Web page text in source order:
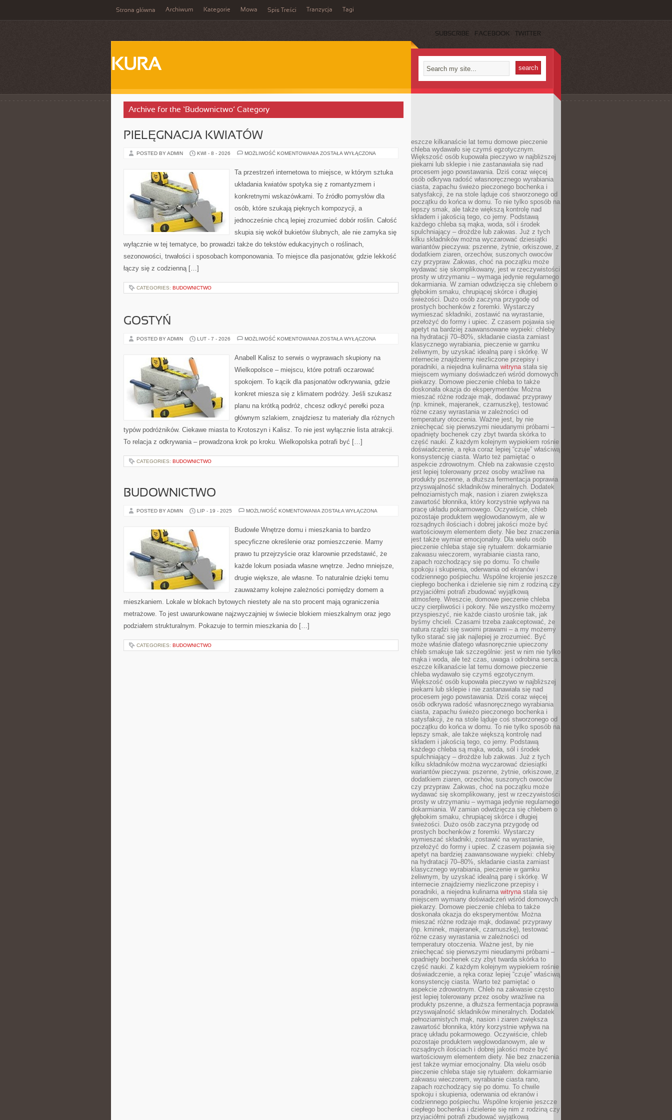
Strona główna Archiwum Kategorie Mowa Spis Treści Tranzycja Tagi
SUBSCRIBE FACEBOOK TWITTER
KURA
Archive for the ‘Budownictwo’ Category
PIELĘGNACJA KWIATÓW
POSTED BY ADMIN KWI - 8 - 2026 MOŻLIWOŚĆ KOMENTOWANIA PIELĘGNACJA
ZOSTAŁA WYŁĄCZONA
Ta przestrzeń internetowa to miejsce, w którym sztuka
układania kwiatów spotyka się z romantyzmem i
konkretnymi wskazówkami. To źródło pomysłów dla
osób, które szukają pięknych kompozycji, a
jednocześnie chcą lepiej zrozumieć dobór roślin. Całość
skupia się wokół bukietów ślubnych, ale nie zamyka się
wyłącznie w tej tematyce, bo prowadzi także do tekstów edukacyjnych o roślinach,
sezonowości, trwałości i sposobach komponowania. To miejsce dla pasjonatów, gdzie lekkość
łączy się z codzienną […]
CATEGORIES: BUDOWNICTWO
GOSTYŃ
POSTED BY ADMIN LUT - 7 - 2026 MOŻLIWOŚĆ KOMENTOWANIA GOSTYŃ
ZOSTAŁA WYŁĄCZONA
Anabell Kalisz to serwis o wyprawach skupiony na
Wielkopolsce – miejscu, które potrafi oczarować
spokojem. To kącik dla pasjonatów odkrywania, gdzie
konkret miesza się z klimatem podróży. Jeśli szukasz
planu na krótką podróż, chcesz odkryć perełki poza
głównym szlakiem, znajdziesz tu materiały dla różnych
typów podróżników. Ciekawe miasta to Krotoszyn i Kalisz. To nie jest wyłącznie lista atrakcji.
To relacja z odkrywania – prowadzona krok po kroku. Wielkopolska potrafi być […]
CATEGORIES: BUDOWNICTWO
BUDOWNICTWO
POSTED BY ADMIN LIP - 19 - 2025 MOŻLIWOŚĆ KOMENTOWANIA BUDOWNICTWO
ZOSTAŁA WYŁĄCZONA
Budowle Wnętrze domu i mieszkania to bardzo
specyficzne określenie oraz pomieszczenie. Mamy
prawo tu przejrzyście oraz klarownie przedstawić, że
każde lokum posiada własne wnętrze. Jedno mniejsze,
drugie większe, ale własne. To naturalnie dzięki temu
zauważamy kolejne zależności pomiędzy domem a
mieszkaniem. Lokale w blokach bytowych niestety ale na sto procent mają ograniczenia
metrażowe. To jest uwarunkowane najzwyczajniej w świecie blokiem mieszkalnym oraz jego
podziałem strukturalnym. Pokazuje to termin mieszkania do […]
CATEGORIES: BUDOWNICTWO
eszcze kilkanaście lat temu domowe pieczenie
chleba wydawało się czymś egzotycznym.
Większość osób kupowała pieczywo w najbliższej
piekarni lub sklepie i nie zastanawiała się nad
procesem jego powstawania. Dziś coraz więcej
osób odkrywa radość własnoręcznego wyrabiania
ciasta, zapachu świeżo pieczonego bochenka i
satysfakcji, że na stole ląduje coś stworzonego od
początku do końca w domu. To nie tylko sposób na
lepszy smak, ale także większą kontrolę nad
składem i jakością tego, co jemy. Podstawą
każdego chleba są mąka, woda, sól i środek
spulchniający – drożdże lub zakwas. Już z tych
kilku składników można wyczarować dziesiątki
wariantów pieczywa: pszenne, żytnie, orkiszowe, z
dodatkiem ziaren, orzechów, suszonych owoców
czy przypraw. Zakwas, choć na początku może
wydawać się skomplikowany, jest w rzeczywistości
prosty w utrzymaniu – wymaga jedynie regularnego
dokarmiania. W zamian odwdzięcza się chlebem o
głębokim smaku, chrupiącej skórce i długiej
świeżości. Dużo osób zaczyna przygodę od
prostych bochenków z foremki. Wystarczy
wymieszać składniki, zostawić na wyrastanie,
przełożyć do formy i upiec. Z czasem pojawia się
apetyt na bardziej zaawansowane wypieki: chleby
na hydratacji 70–80%, składanie ciasta zamiast
klasycznego wyrabiania, pieczenie w garnku
żeliwnym, by uzyskać idealną parę i skórkę. W
internecie znajdziemy niezliczone przepisy i
poradniki, a niejedna kulinarna witrynastała się
miejscem wymiany doświadczeń wśród domowych
piekarzy. Domowe pieczenie chleba to także
doskonała okazja do eksperymentów. Można
mieszać różne rodzaje mąk, dodawać przyprawy
(np. kminek, majeranek, czarnuszkę), testować
różne czasy wyrastania w zależności od
temperatury otoczenia. Ważne jest, by nie
zniechęcać się pierwszymi nieudanymi próbami –
opadnięty bochenek czy zbyt twarda skórka to
część nauki. Z każdym kolejnym wypiekiem rośnie
doświadczenie, a ręka coraz lepiej “czuje” właściwą
konsystencję ciasta. Warto też pamiętać o
aspekcie zdrowotnym. Chleb na zakwasie często
jest lepiej tolerowany przez osoby wrażliwe na
produkty pszenne, a dłuższa fermentacja poprawia
przyswajalność składników mineralnych. Dodatek
pełnoziarnistych mąk, nasion i ziaren zwiększa
zawartość błonnika, który korzystnie wpływa na
pracę układu pokarmowego. Oczywiście, chleb
pozostaje produktem węglowodanowym, ale w
rozsądnych ilościach i dobrej jakości może być
wartościowym elementem diety. Nie bez znaczenia
jest także wymiar emocjonalny. Dla wielu osób
pieczenie chleba staje się rytuałem: dokarmianie
zakwasu wieczorem, wyrabianie ciasta rano,
zapach rozchodzący się po domu. To chwile
spokoju i skupienia, oderwania od ekranów i
codziennego pośpiechu. Wspólne krojenie jeszcze
ciepłego bochenka i dzielenie się nim z rodziną czy
przyjaciółmi potrafi zbudować wyjątkową
atmosferę. Wreszcie, domowe pieczenie chleba
uczy cierpliwości i pokory. Nie wszystko możemy
przyspieszyć, nie każde ciasto urośnie tak, jak
byśmy chcieli. Czasami trzeba zaakceptować, że
natura rządzi się swoimi prawami – a my możemy
tylko starać się jak najlepiej je zrozumieć. Być
może właśnie dlatego własnoręcznie upieczony
chleb smakuje tak szczególnie: jest w nim nie tylko
mąka i woda, ale też czas, uwaga i odrobina serca.
eszcze kilkanaście lat temu domowe pieczenie
chleba wydawało się czymś egzotycznym.
Większość osób kupowała pieczywo w najbliższej
piekarni lub sklepie i nie zastanawiała się nad
procesem jego powstawania. Dziś coraz więcej
osób odkrywa radość własnoręcznego wyrabiania
ciasta, zapachu świeżo pieczonego bochenka i
satysfakcji, że na stole ląduje coś stworzonego od
początku do końca w domu. To nie tylko sposób na
lepszy smak, ale także większą kontrolę nad
składem i jakością tego, co jemy. Podstawą
każdego chleba są mąka, woda, sól i środek
spulchniający – drożdże lub zakwas. Już z tych
kilku składników można wyczarować dziesiątki
wariantów pieczywa: pszenne, żytnie, orkiszowe, z
dodatkiem ziaren, orzechów, suszonych owoców
czy przypraw. Zakwas, choć na początku może
wydawać się skomplikowany, jest w rzeczywistości
prosty w utrzymaniu – wymaga jedynie regularnego
dokarmiania. W zamian odwdzięcza się chlebem o
głębokim smaku, chrupiącej skórce i długiej
świeżości. Dużo osób zaczyna przygodę od
prostych bochenków z foremki. Wystarczy
wymieszać składniki, zostawić na wyrastanie,
przełożyć do formy i upiec. Z czasem pojawia się
apetyt na bardziej zaawansowane wypieki: chleby
na hydratacji 70–80%, składanie ciasta zamiast
klasycznego wyrabiania, pieczenie w garnku
żeliwnym, by uzyskać idealną parę i skórkę. W
internecie znajdziemy niezliczone przepisy i
poradniki, a niejedna kulinarna witrynastała się
miejscem wymiany doświadczeń wśród domowych
piekarzy. Domowe pieczenie chleba to także
doskonała okazja do eksperymentów. Można
mieszać różne rodzaje mąk, dodawać przyprawy
(np. kminek, majeranek, czarnuszkę), testować
różne czasy wyrastania w zależności od
temperatury otoczenia. Ważne jest, by nie
zniechęcać się pierwszymi nieudanymi próbami –
opadnięty bochenek czy zbyt twarda skórka to
część nauki. Z każdym kolejnym wypiekiem rośnie
doświadczenie, a ręka coraz lepiej “czuje” właściwą
konsystencję ciasta. Warto też pamiętać o
aspekcie zdrowotnym. Chleb na zakwasie często
jest lepiej tolerowany przez osoby wrażliwe na
produkty pszenne, a dłuższa fermentacja poprawia
przyswajalność składników mineralnych. Dodatek
pełnoziarnistych mąk, nasion i ziaren zwiększa
zawartość błonnika, który korzystnie wpływa na
pracę układu pokarmowego. Oczywiście, chleb
pozostaje produktem węglowodanowym, ale w
rozsądnych ilościach i dobrej jakości może być
wartościowym elementem diety. Nie bez znaczenia
jest także wymiar emocjonalny. Dla wielu osób
pieczenie chleba staje się rytuałem: dokarmianie
zakwasu wieczorem, wyrabianie ciasta rano,
zapach rozchodzący się po domu. To chwile
spokoju i skupienia, oderwania od ekranów i
codziennego pośpiechu. Wspólne krojenie jeszcze
ciepłego bochenka i dzielenie się nim z rodziną czy
przyjaciółmi potrafi zbudować wyjątkową